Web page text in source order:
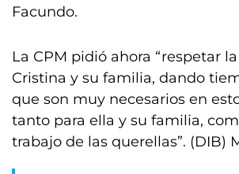
Facundo.
La CPM pidió ahora “respetar
Cristina y su familia, dando
que son muy necesarios en
tanto para ella y su familia,
trabajo de las querellas”. (DIB)